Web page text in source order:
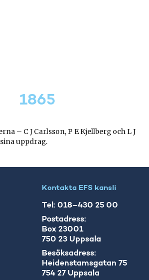
1865
– C J Carlsson, P E Kjellberg och L J
uppdrag.
Kontakta EFS kansli
Tel: 018–430 25 00
Postadress:
Box 23001
750 23 Uppsala
Besöksadress:
Heidenstamsgatan 75
754 27 Uppsala